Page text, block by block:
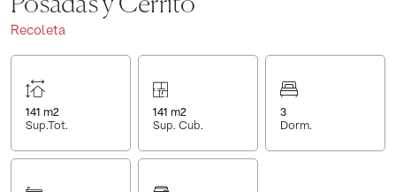
Recoleta
141 m2
Sup.Tot.
141 m2
Sup. Cub.
3
Dorm.